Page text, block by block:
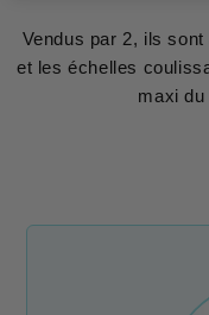
Vendus par 2, ils
et les échelles
maxi